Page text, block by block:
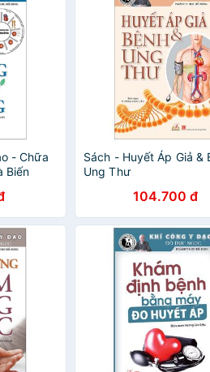
- Chữa
Biến
Sách - Huyết Áp Giả &
Ung Thư
104.700 đ